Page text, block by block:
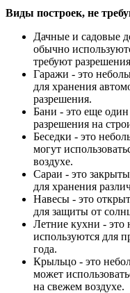
Виды построек, не
Дачные и садовые
обычно
требуют
Гаражи - это
для хранения
разрешения.
Бани - это еще
разрешения на
Беседки - это
могут
воздухе.
Сараи - это
для хранения
Навесы - это
для защиты от
Летние кухни - это
используются для
года.
Крыльцо - это
может
на свежем воздухе.